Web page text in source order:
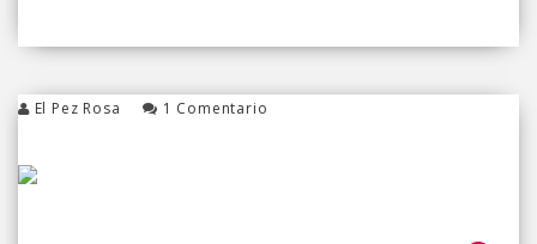
El Pez Rosa 1 Comentario